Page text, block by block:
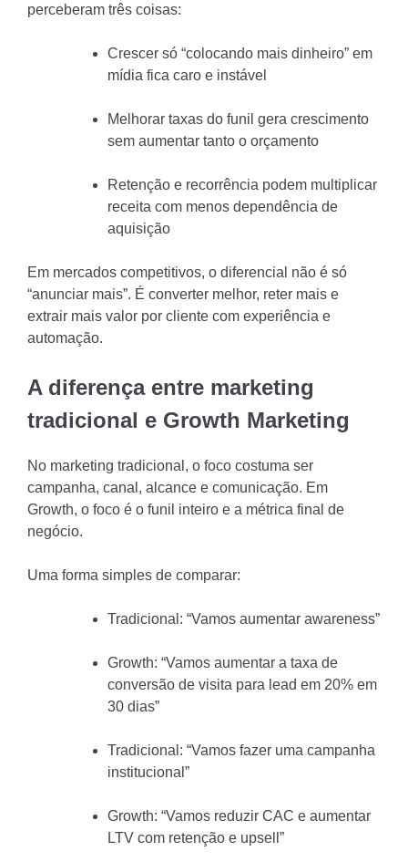
perceberam três coisas:
Crescer só “colocando mais dinheiro” em
mídia fica caro e instável
Melhorar taxas do funil gera crescimento
sem aumentar tanto o orçamento
Retenção e recorrência podem multiplicar
receita com menos dependência de
aquisição
Em mercados competitivos, o diferencial não é só
“anunciar mais”. É converter melhor, reter mais e
extrair mais valor por cliente com experiência e
automação.
A diferença entre marketing
tradicional e Growth Marketing
No marketing tradicional, o foco costuma ser
campanha, canal, alcance e comunicação. Em
Growth, o foco é o funil inteiro e a métrica final de
negócio.
Uma forma simples de comparar:
Tradicional: “Vamos aumentar awareness”
Growth: “Vamos aumentar a taxa de
conversão de visita para lead em 20% em
30 dias”
Tradicional: “Vamos fazer uma campanha
institucional”
Growth: “Vamos reduzir CAC e aumentar
LTV com retenção e upsell”